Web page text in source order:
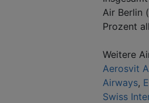
Air Berlin
Prozent
Weitere
Aerosvit
Airways,
Swiss